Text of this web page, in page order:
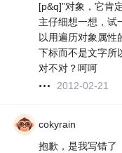
[p&q]”对象，它肯
主仔细想一想，试
以用遍历对象属性
下标而不是文字所
对不对？呵呵
2012-02-21
cokyrain
抱歉，是我写错了